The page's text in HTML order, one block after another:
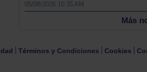
05/08/2026 10:35 AM
Más
Términos y Condiciones Cookies